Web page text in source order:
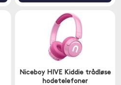
Niceboy HIVE Kiddie trådløse
hodetelefoner